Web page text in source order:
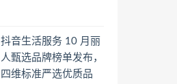
抖音生活服务 10 月丽
人甄选品牌榜单发布，
四维标准严选优质品